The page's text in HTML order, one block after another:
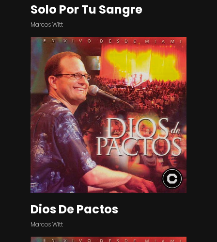
Solo Por Tu Sangre
Marcos Witt
Dios De Pactos
Marcos Witt